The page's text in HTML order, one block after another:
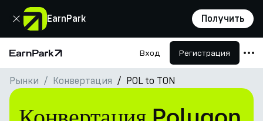
EarnPark Получить
Закрыть
Главная страница Вход Регистрация
Продукты
Рынки
Рынки Конвертация POL to TON